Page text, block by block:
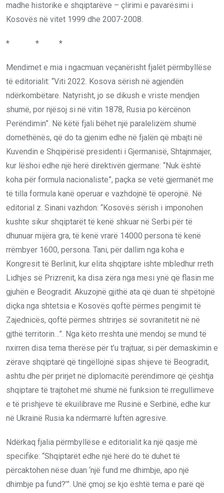
madhe historike e shqiptarëve – çlirimi e pavarësimi i
Kosovës në vitet 1999 dhe 2007-2008.
* * *
Mendimet e mia i ngacmuan veçanërisht fjalët përmbyllëse
të editorialit: “Viti 2022. Kosova sërish në agjendën
ndërkombëtare. Natyrisht, jo se dikush e vriste mendjen
shumë, por njësoj si në vitin 1878, Rusia po kërcënon
Perëndimin”. Në këtë fjali bëhet një paralelizëm shumë
domethënës, që do ta gjenim edhe në fjalën që mbajti në
Kuvendin e Shqipërisë presidenti i Gjermanisë, Shtajnmajer,
kur lëshoi edhe një herë direktivën gjermane: “Nuk është
koha për formula nacionaliste”, paçka se vetë gjermanët me
të tilla formula kanë operuar e vazhdojnë të operojnë. Në
editorial z. Sinani vazhdon: “Kosovës sërish i imponohen
kushte sikur shqiptarët të kenë shkuar në Serbi për të
dhunuar mijëra gra, të kenë vrarë 14000 persona të kenë
rrëmbyer 1600, persona. Tani, për dallim nga koha e
Kongresit të Berlinit, kur elita shqiptare ishte mbledhur rreth
Lidhjes së Prizrenit, ka disa zëra nga mesi ynë që flasin me
gjuhën e Beogradit. Akuzojnë gjithë ata që duan të shpëtojnë
diçka nga shtetsia e Kosovës qoftë përmes pengimit të
Zajednicës, qoftë përmes shtrirjes së sovranitetit në në
gjthë territorin…”. Nga këto rreshta unë mendoj se mund të
nxirren disa tema therëse për t’u trajtuar, si për demaskimin e
zërave shqiptarë që tingëllojnë sipas shijeve të Beogradit,
ashtu dhe për prirjet në diplomacitë perëndimore që çështja
shqiptare të trajtohet më shumë në funksion të rregullimeve
e të prishjeve të ekuilibrave me Rusinë e Serbinë, edhe kur
në Ukrainë Rusia ka ndërmarrë luftën agresive.
Ndërkaq fjalia përmbyllëse e editorialit ka një qasje më
specifike: “Shqiptarët edhe një herë do të duhet të
përcaktohen nëse duan ‘një fund me dhimbje, apo një
dhimbje pa fund?’”. Unë çmoj se kjo është tema e parë që